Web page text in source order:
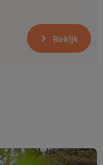
Bekijk